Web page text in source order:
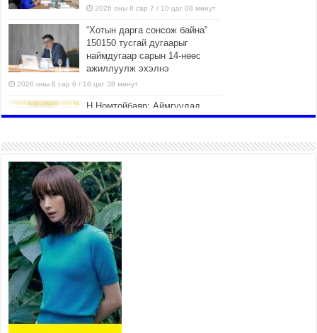
2026 оны 8 сар 7 / 10 цаг 08 минут
“Хотын дарга сонсож байна”
150150 тусгай дугаарыг
наймдугаар сарын 14-нөөс
ажиллуулж эхэлнэ
2026 оны 8 сар 6 / 16 цаг 38 минут
Н.Номтойбаяр: Аймгуудад
тулгамдаж буй асуудлуудыг
газрын хуралдаанд
2026 оны 8 сар 6 / 16 цаг 34 минут
УИХ-ын дарга С.Бямбацогт төрийг төлөөлөн
Сутай хайрхны тэнгэрийг тахих төрийн тахилгад
оролцлоо
2026 оны 8 сар 6 / 16 цаг 30 минут
Байнгын хорооны дарга Г.Тэмүүлэн тэргүүтэй
УИХ-ын гишүүд БНСУ-ын Үндэсний Ассамблейн
гишүүдийг хүлээн авч уулзав
2026 оны 8 сар 6 / 16 цаг 24 минут
“Туул усан цогцолбор” төслийн нэгдүгээр шатны